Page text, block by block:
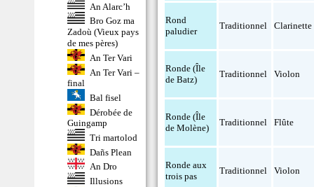
An Alarc’h
Bro Goz ma
Zadoù (Vieux pays
de mes pères)
An Ter Vari
An Ter Vari –
final
Bal fisel
Dérobée de
Guingamp
Tri martolod
Dañs Plean
An Dro
Illusions
Rond
paludier
Traditionnel Clarinette
Ronde (Île
de Batz)
Traditionnel Violon
Ronde (Île
de Molène)
Traditionnel Flûte
Ronde aux
trois pas
Traditionnel Violon